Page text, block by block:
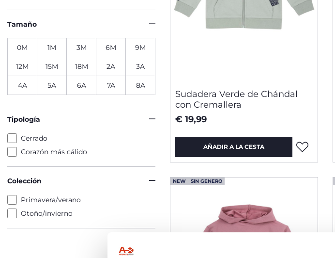
Tamaño
0M 1M 3M 6M 9M
12M 15M 18M 2A 3A
4A 5A 6A 7A 8A
Tipología
Cerrado
Corazón más cálido
Colección
Primavera/verano
Otoño/invierno
Sudadera Verde de Chándal
con Cremallera
€ 19,99
AÑADIR A LA CESTA
NEW SIN GENERO